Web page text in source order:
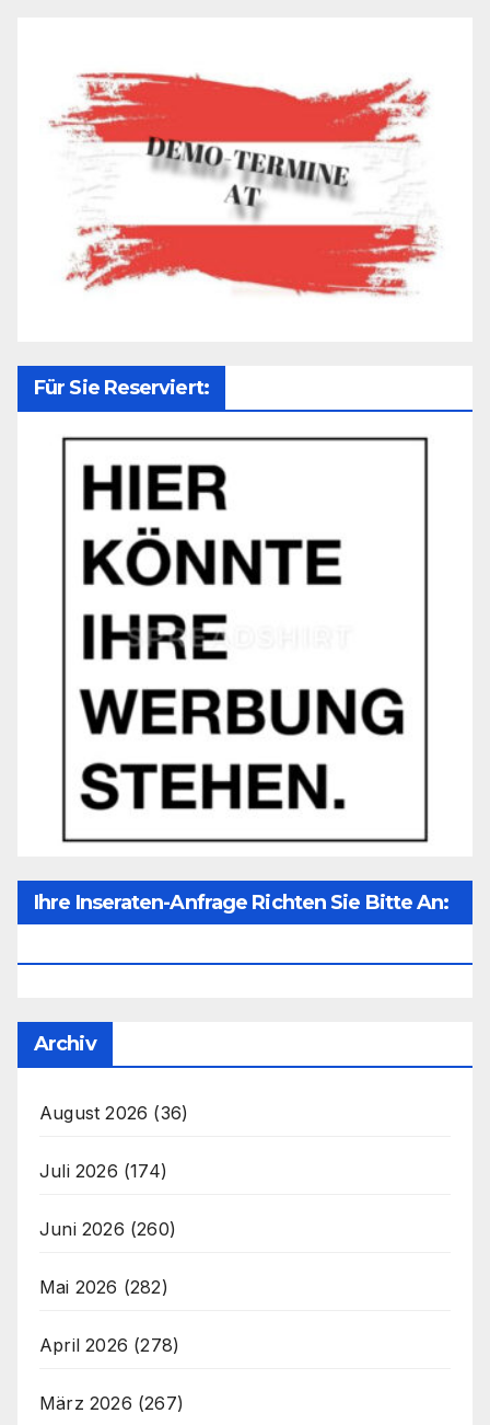
Für Sie Reserviert:
Ihre Inseraten-Anfrage Richten Sie Bitte An:
Archiv
August 2026 (36)
Juli 2026 (174)
Juni 2026 (260)
Mai 2026 (282)
April 2026 (278)
März 2026 (267)